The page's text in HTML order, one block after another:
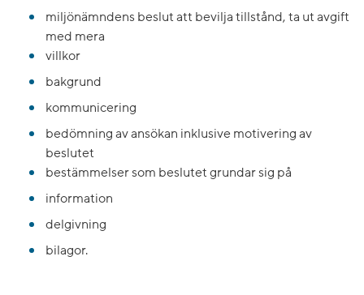
miljönämndens beslut att bevilja tillstånd, ta ut avgift
med mera
villkor
bakgrund
kommunicering
bedömning av ansökan inklusive motivering av
beslutet
bestämmelser som beslutet grundar sig på
information
delgivning
bilagor.